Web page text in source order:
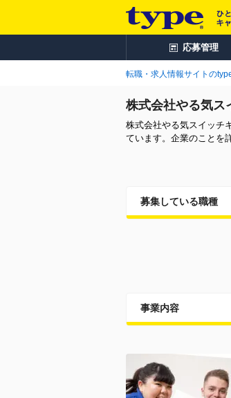
応募管理
転職・求人情報サイトの
株式会社やる気
株式会社やる気スイッチ
ています。企業のことを
募集している職種
事業内容